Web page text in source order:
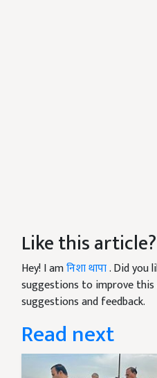
Like this article?
Hey! I amनिशा थापा. Did you
suggestions to improve this
suggestions and feedback.
Read next